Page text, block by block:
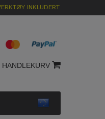
INKLUDERT
HANDLEKURV